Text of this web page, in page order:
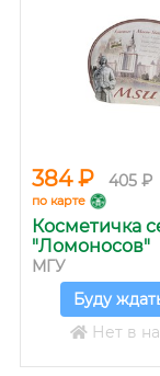
384 ₽ 405 ₽
по карте
Косметичка
"Ломоносов"
МГУ
Буду
Нет в